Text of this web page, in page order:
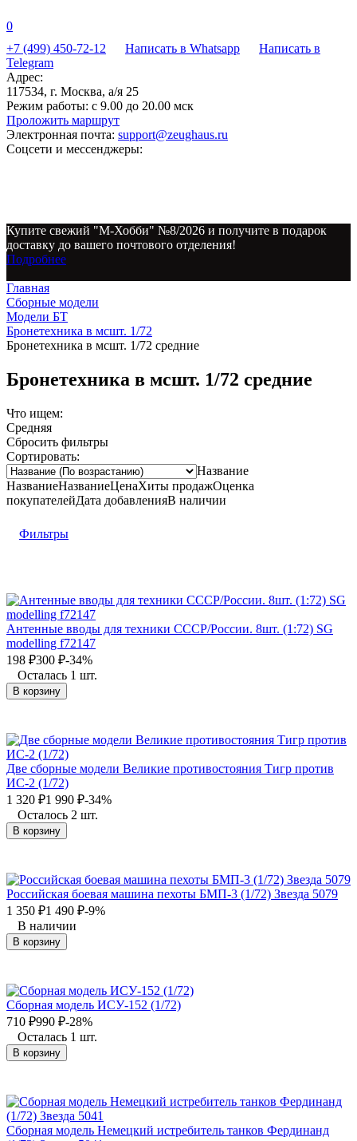
0
+7 (499) 450-72-12
Написать в Whatsapp
Написать в
Telegram
Адрес:
117534, г. Москва, а/я 25
Режим работы: с 9.00 до 20.00 мск
Проложить маршрут
Электронная почта: support@zeughaus.ru
Соцсети и мессенджеры:
Купите свежий "М-Хобби" №8/2026 и получите в подарок
доставку до вашего почтового отделения!
Подробнее
Главная
Сборные модели
Модели БТ
Бронетехника в мсшт. 1/72
Бронетехника в мсшт. 1/72 средние
Бронетехника в мсшт. 1/72 средние
Что ищем:
Средняя
Сбросить фильтры
Сортировать:
Название
НазваниеНазваниеЦенаХиты продажОценка
покупателейДата добавленияВ наличии
Фильтры
Антенные вводы для техники СССР/России. 8шт. (1:72) SG
modelling f72147
198 ₽300 ₽-34%
Осталась 1 шт.
В корзину
Две сборные модели Великие противостояния Тигр против
ИС-2 (1/72)
1 320 ₽1 990 ₽-34%
Осталось 2 шт.
В корзину
Российская боевая машина пехоты БМП-3 (1/72) Звезда 5079
1 350 ₽1 490 ₽-9%
В наличии
В корзину
Сборная модель ИСУ-152 (1/72)
710 ₽990 ₽-28%
Осталась 1 шт.
В корзину
Сборная модель Немецкий истребитель танков Фердинанд